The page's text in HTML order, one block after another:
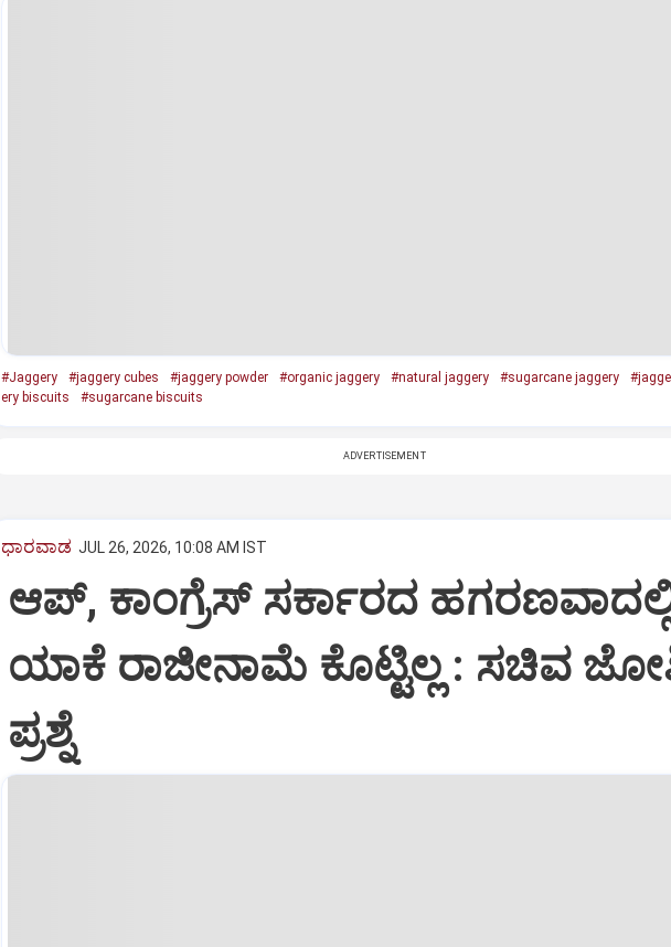
#Jaggery #jaggery cubes #jaggery powder #organic jaggery #natural jaggery #sugarcane jaggery
ery biscuits
#sugarcane biscuits
ADVERTISEMENT
ಧಾರವಾಡ JUL 26, 2026, 10:08 AM IST
ಆಪ್, ಕಾಂಗ್ರೆಸ್ ಸರ್ಕಾರದ
ಯಾಕೆ ರಾಜೀನಾಮೆ ಕೊಟ್ಟಿಲ್ಲ : ಸಚಿವ
ಪ್ರಶ್ನೆ